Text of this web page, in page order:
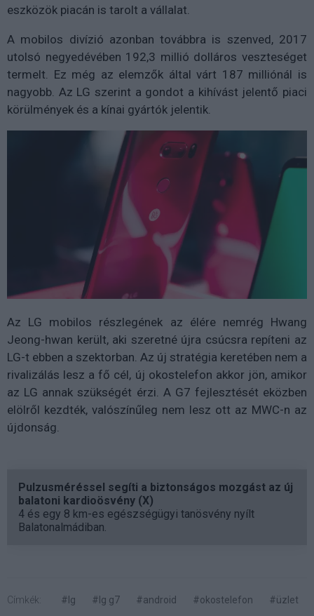
eszközök piacán is tarolt a vállalat.
A mobilos divízió azonban továbbra is szenved, 2017
utolsó negyedévében 192,3 millió dolláros veszteséget
termelt. Ez még az elemzők által várt 187 milliónál is
nagyobb. Az LG szerint a gondot a kihívást jelentő piaci
körülmények és a kínai gyártók jelentik.
Az LG mobilos részlegének az élére nemrég Hwang
Jeong-hwan került, aki szeretné újra csúcsra repíteni az
LG-t ebben a szektorban. Az új stratégia keretében nem a
rivalizálás lesz a fő cél, új okostelefon akkor jön, amikor
az LG annak szükségét érzi. A G7 fejlesztését eközben
elölről kezdték, valószínűleg nem lesz ott az MWC-n az
újdonság.
Pulzusméréssel segíti a biztonságos mozgást az új
balatoni kardioösvény (X)
4 és egy 8 km-es egészségügyi tanösvény nyílt
Balatonalmádiban.
Címkék: #lg #lg g7 #android #okostelefon
#üzlet